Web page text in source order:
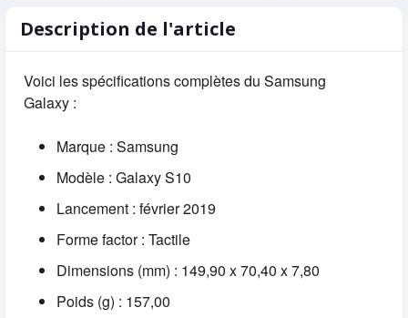
Description de l'article
Voici les spécifications complètes du Samsung
Galaxy :
Marque : Samsung
Modèle : Galaxy S10
Lancement : février 2019
Forme factor : Tactile
Dimensions (mm) : 149,90 x 70,40 x 7,80
Poids (g) : 157,00